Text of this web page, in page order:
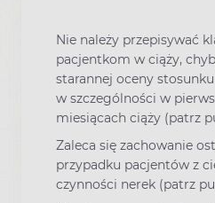
Nie należy przepisywać
pacjentkom w ciąży,
starannej oceny
w szczególności w
miesiącach ciąży (patrz
Zaleca się zachowanie
przypadku pacjentów z
czynności nerek (patrz